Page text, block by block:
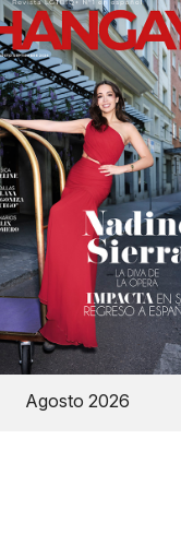
Agosto 2026